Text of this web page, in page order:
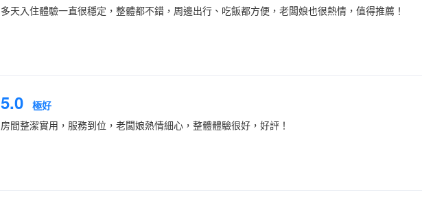
多天入住體驗一直很穩定，整體都不錯，周邊出行、吃飯都方便，老闆娘也很熱情，值得推薦！
5.0 極好
房間整潔實用，服務到位，老闆娘熱情細心，整體體驗很好，好評！